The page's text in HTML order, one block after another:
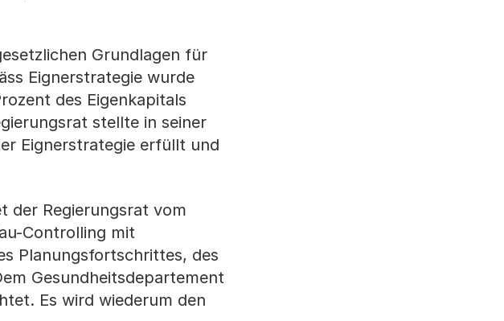
Grundlagen für
Eignerstrategie wurde
des Eigenkapitals
stellte in seiner
Eignerstrategie erfüllt und
der Regierungsrat vom
Controlling mit
Planungsfortschrittes, des
Gesundheitsdepartement
Es wird wiederum den